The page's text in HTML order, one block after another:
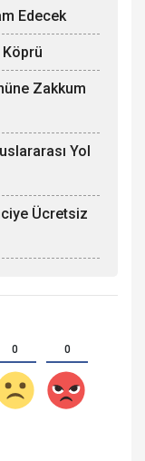
Edecek
Köprü
Zakkum
Yol
Ücretsiz
0 0